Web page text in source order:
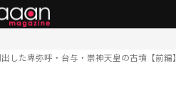
した卑弥呼・台与・崇神天皇の古墳【前編】